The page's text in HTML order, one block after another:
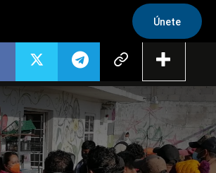
Únete